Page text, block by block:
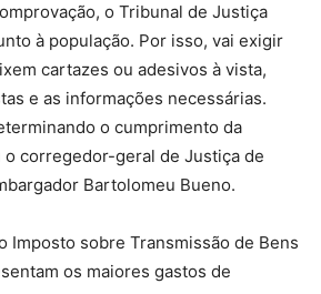
o Tribunal de Justiça
à população. Por isso, vai exigir
cartazes ou adesivos à vista,
e as informações necessárias.
o cumprimento da
corregedor-geral de Justiça de
Bartolomeu Bueno.
Imposto sobre Transmissão de Bens
os maiores gastos de